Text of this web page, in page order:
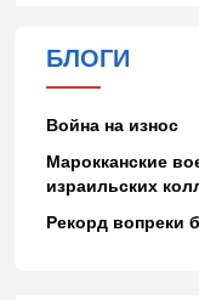
БЛОГИ
Война на износ
Марокканские
израильских
Рекорд вопреки